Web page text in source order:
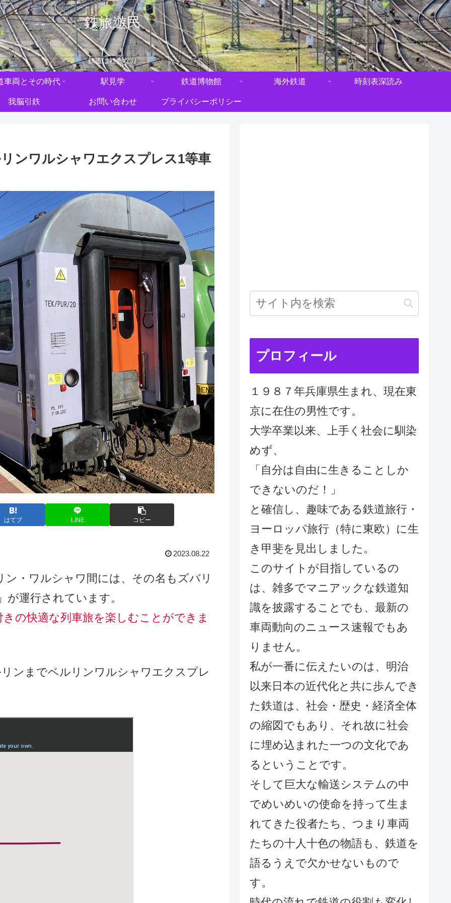
鉄旅遊民
鉄道は社会なり
車両とその時代 駅見学 鉄道博物館 海外鉄道 時刻表深読み
我脳引鉄 お問い合わせ プライバシーポリシー
ンワルシャワエクスプレス1等車
はてブ LINE コピー
2023.08.22
・ワルシャワ間には、その名もズバリ
運行されています。
の快適な列車旅を楽しむことができま
ンまでベルリンワルシャワエクスプレ
プロフィール
１９８７年兵庫県生まれ、現在東
京に在住の男性です。
大学卒業以来、上手く社会に馴染
めず、
「自分は自由に生きることしか
できないのだ！」
と確信し、趣味である鉄道旅行・
ヨーロッパ旅行（特に東欧）に生
き甲斐を見出しました。
このサイトが目指しているの
は、雑多でマニアックな鉄道知
識を披露することでも、最新の
車両動向のニュース速報でもあ
りません。
私が一番に伝えたいのは、明治
以来日本の近代化と共に歩んでき
た鉄道は、社会・歴史・経済全体
の縮図でもあり、それ故に社会
に埋め込まれた一つの文化であ
るということです。
そして巨大な輸送システムの中
でめいめいの使命を持って生ま
れてきた役者たち、つまり車両
たちの十人十色の物語も、鉄道を
語るうえで欠かせないもので
す。